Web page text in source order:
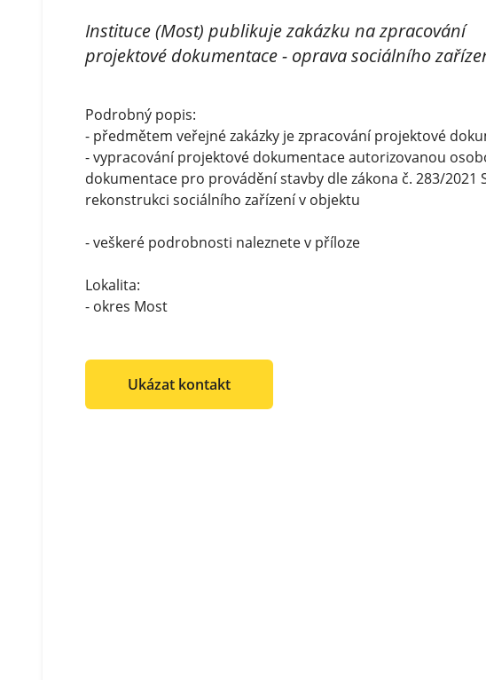
Instituce (Most) publikuje zakázku na zpracování
projektové dokumentace - oprava sociálního
Podrobný popis:
- předmětem veřejné zakázky je zpracování projektové
- vypracování projektové dokumentace autorizovanou
dokumentace pro provádění stavby dle zákona č. 283/2021
rekonstrukci sociálního zařízení v objektu
- veškeré podrobnosti naleznete v příloze
Lokalita:
- okres Most
Ukázat kontakt